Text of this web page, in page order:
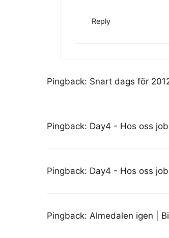
Reply
Pingback: Snart dags för
Pingback: Day4 - Hos oss
Pingback: Day4 - Hos oss
Pingback: Almedalen igen |